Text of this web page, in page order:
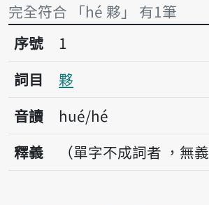
完全符合 「hé 夥」 有1筆
序號1夥
序號
1
詞目
夥
音讀
hué/hé
釋義
（單字不成詞者 ，無義